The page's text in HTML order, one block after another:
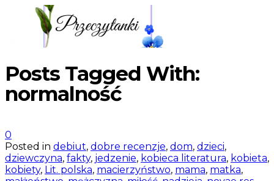
Posts Tagged With:
normalność
0
Posted in debiut, dobre recenzje, dom, dzieci,
dziewczyna, fakty, jedzenie, kobieca literatura, kobieta,
kobiety, Lit. polska, macierzyństwo, mama, matka,